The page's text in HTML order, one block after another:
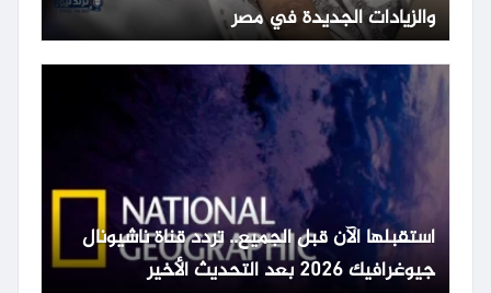
والزيادات الجديدة في مصر
استقبلها الآن قبل الجميع.. تردد قناة ناشيونال
جيوغرافيك 2026 بعد التحديث الأخير